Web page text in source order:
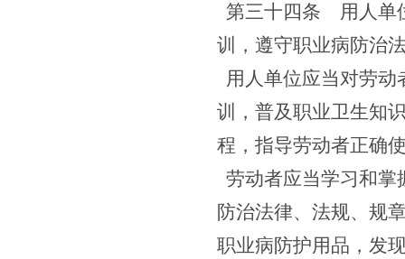
第三十四条 用人单
训，遵守职业病防治
用人单位应当对劳
训，普及职业卫生知
程，指导劳动者正确
劳动者应当学习和掌
防治法律、法规、规
职业病防护用品，发